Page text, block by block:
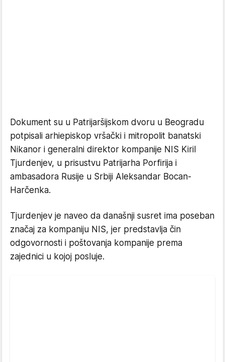
Dokument su u Patrijaršijskom dvoru u Beogradu
potpisali arhiepiskop vršački i mitropolit banatski
Nikanor i generalni direktor kompanije NIS Kiril
Tjurdenjev, u prisustvu Patrijarha Porfirija i
ambasadora Rusije u Srbiji Aleksandar Bocan-
Harčenka.
Tjurdenjev je naveo da današnji susret ima poseban
značaj za kompaniju NIS, jer predstavlja čin
odgovornosti i poštovanja kompanije prema
zajednici u kojoj posluje.